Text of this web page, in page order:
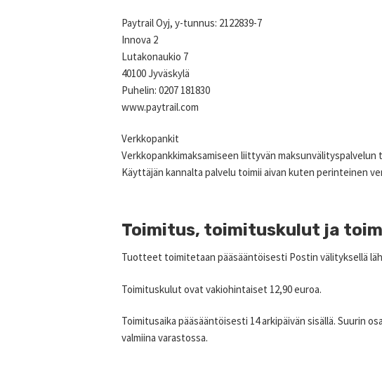
Paytrail Oyj, y-tunnus: 2122839-7
Innova 2
Lutakonaukio 7
40100 Jyväskylä
Puhelin: 0207 181830
www.paytrail.com
Verkkopankit
Verkkopankkimaksamiseen liittyvän
Käyttäjän kannalta palvelu toimii aivan kuten perinteinen
Toimitus, toimituskulut ja
Tuotteet toimitetaan pääsääntöisesti Postin välityksellä
Toimituskulut ovat vakiohintaiset 12,90 euroa.
Toimitusaika pääsääntöisesti 14 arkipäivän sisällä. Suurin
valmiina varastossa.